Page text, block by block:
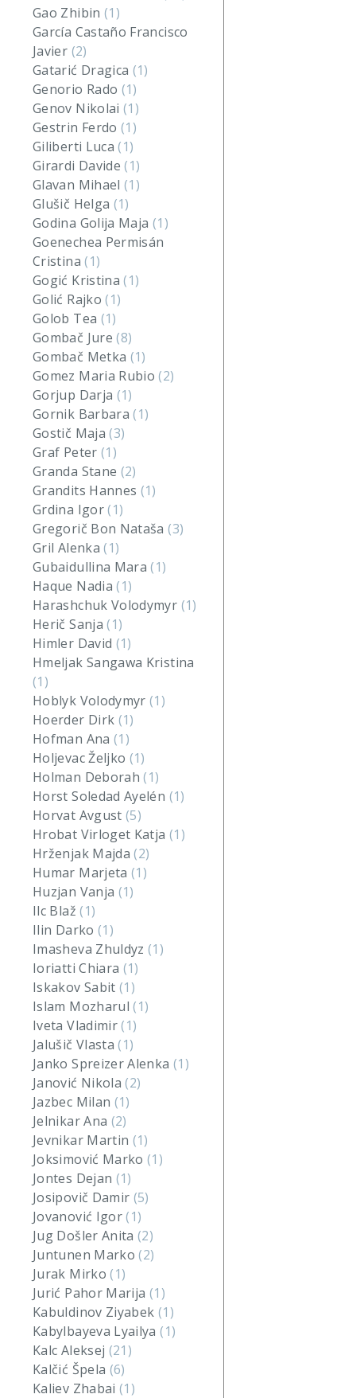
Gao Zhibin (1)
García Castaño Francisco
Javier (2)
Gatarić Dragica (1)
Genorio Rado (1)
Genov Nikolai(1)
Gestrin Ferdo(1)
Giliberti Luca(1)
Girardi Davide(1)
Glavan Mihael(1)
Glušič Helga (1)
Godina Golija Maja (1)
Goenechea Permisán
Cristina(1)
Gogić Kristina(1)
Golić Rajko(1)
Golob Tea (1)
Gombač Jure(8)
Gombač Metka (1)
Gomez Maria Rubio(2)
Gorjup Darja (1)
Gornik Barbara(1)
Gostič Maja(3)
Graf Peter (1)
Granda Stane (2)
Grandits Hannes (1)
Grdina Igor(1)
Gregorič Bon Nataša(3)
Gril Alenka(1)
Gubaidullina Mara(1)
Haque Nadia(1)
Harashchuk Volodymyr (1)
Herič Sanja(1)
Himler David (1)
Hmeljak Sangawa Kristina
(1)
Hoblyk Volodymyr(1)
Hoerder Dirk (1)
Hofman Ana (1)
Holjevac Željko (1)
Holman Deborah(1)
Horst Soledad Ayelén (1)
Horvat Avgust(5)
Hrobat Virloget Katja (1)
Hrženjak Majda(2)
Humar Marjeta(1)
Huzjan Vanja (1)
Ilc Blaž(1)
Ilin Darko (1)
Imasheva Zhuldyz(1)
Ioriatti Chiara (1)
Iskakov Sabit(1)
Islam Mozharul(1)
Iveta Vladimir(1)
Jalušič Vlasta(1)
Janko Spreizer Alenka (1)
Janović Nikola(2)
Jazbec Milan (1)
Jelnikar Ana (2)
Jevnikar Martin (1)
Joksimović Marko(1)
Jontes Dejan (1)
Josipovič Damir (5)
Jovanović Igor(1)
Jug Došler Anita(2)
Juntunen Marko(2)
Jurak Mirko(1)
Jurić Pahor Marija (1)
Kabuldinov Ziyabek (1)
Kabylbayeva Lyailya(1)
Kalc Aleksej (21)
Kalčić Špela (6)
Kaliev Zhabai(1)